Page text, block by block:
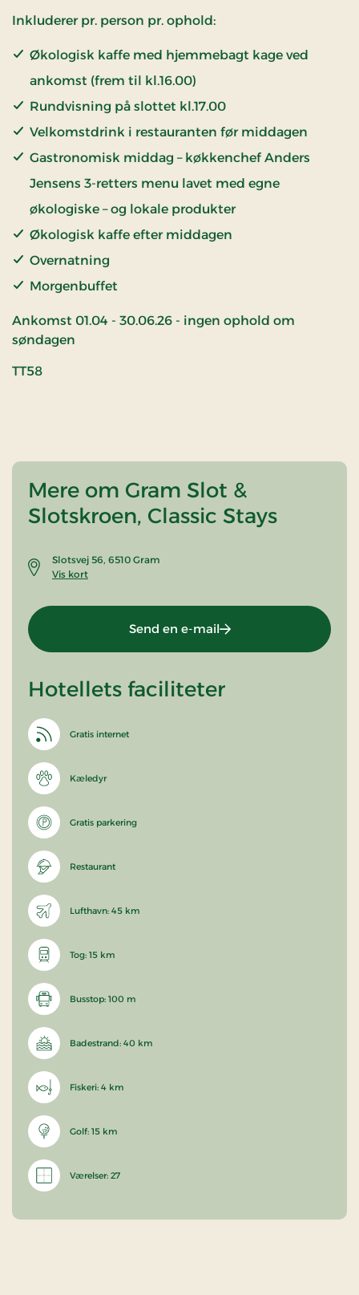
Inkluderer pr. person pr. ophold:
Økologisk kaffe med hjemmebagt kage ved
ankomst (frem til kl.16.00)
Rundvisning på slottet kl.17.00
Velkomstdrink i restauranten før middagen
Gastronomisk middag – køkkenchef Anders
Jensens 3-retters menu lavet med egne
økologiske – og lokale produkter
Økologisk kaffe efter middagen
Overnatning
Morgenbuffet
Ankomst 01.04 - 30.06.26 - ingen ophold om
søndagen
TT58
Mere om Gram Slot &
Slotskroen, Classic Stays
Slotsvej 56, 6510 Gram
Vis kort
Send en e-mail
Hotellets faciliteter
Gratis internet
Kæledyr
Gratis parkering
Restaurant
Lufthavn: 45 km
Tog: 15 km
Busstop: 100 m
Badestrand: 40 km
Fiskeri: 4 km
Golf: 15 km
Værelser: 27